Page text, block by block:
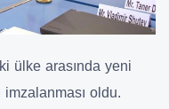
ülke arasında yeni
imzalanması oldu.